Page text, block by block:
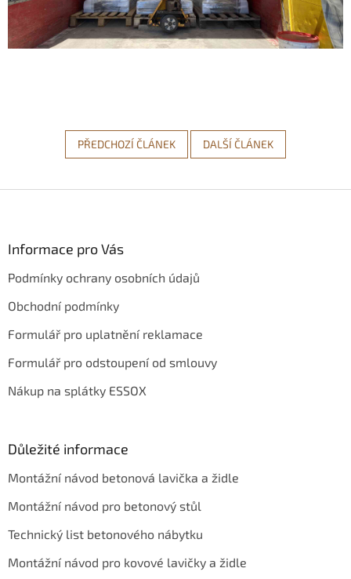
PŘEDCHOZÍ ČLÁNEK DALŠÍ ČLÁNEK
Informace pro Vás
Podmínky ochrany osobních údajů
Obchodní podmínky
Formulář pro uplatnění reklamace
Formulář pro odstoupení od smlouvy
Nákup na splátky ESSOX
Důležité informace
Montážní návod betonová lavička a židle
Montážní návod pro betonový stůl
Technický list betonového nábytku
Montážní návod pro kovové lavičky a židle